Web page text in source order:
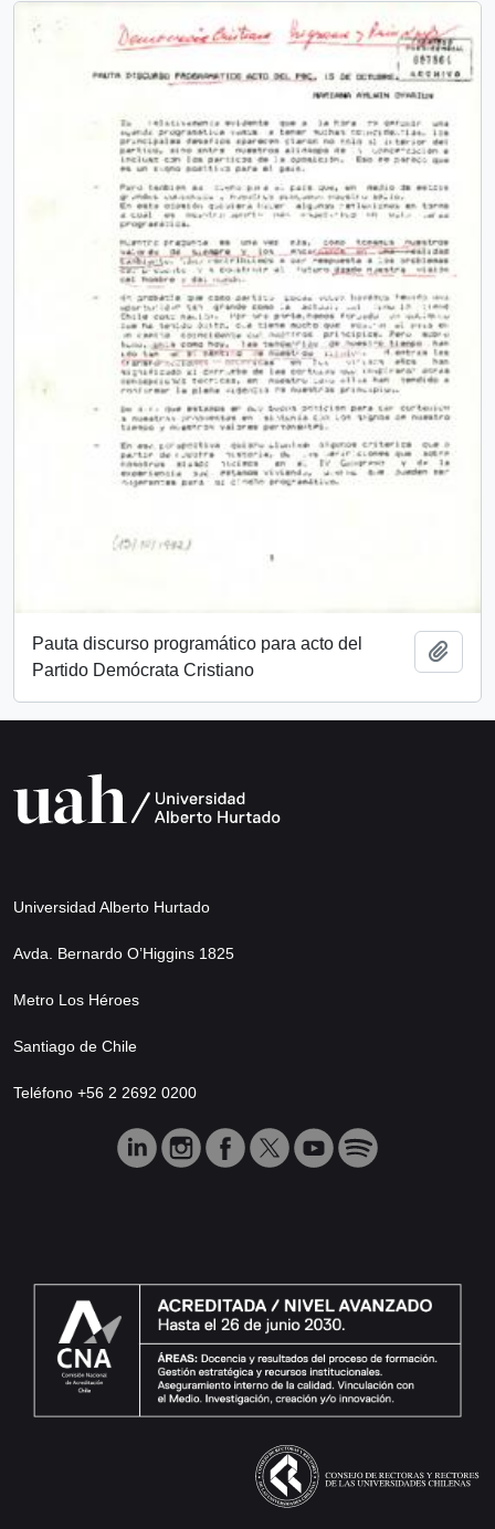
Pauta discurso programático para acto del
Partido Demócrata Cristiano
Universidad Alberto Hurtado
Avda. Bernardo O’Higgins 1825
Metro Los Héroes
Santiago de Chile
Teléfono +56 2 2692 0200